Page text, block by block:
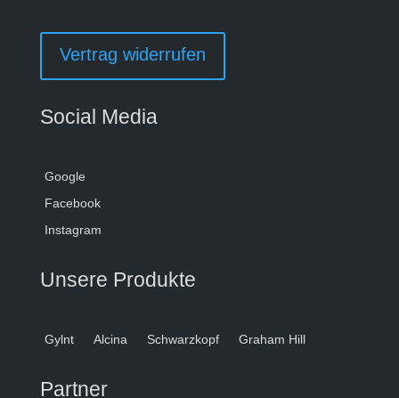
Vertrag widerrufen
Social Media
Google
Facebook
Instagram
Unsere Produkte
Gylnt Alcina Schwarzkopf Graham Hill
Partner